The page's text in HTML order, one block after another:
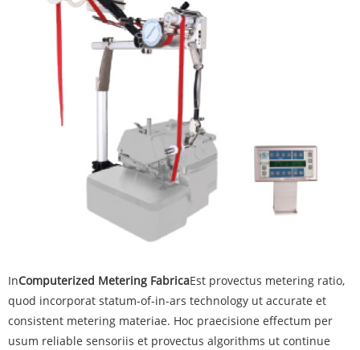
InComputerized Metering FabricaEst provectus metering ratio,
quod incorporat statum-of-in-ars technology ut accurate et
consistent metering materiae. Hoc praecisione effectum per
usum reliable sensoriis et provectus algorithms ut continue